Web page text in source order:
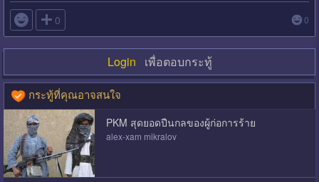
 0 0
Login เพื่อตอบกระทู้
กระทู้ที่คุณอาจสนใจ
PKM สุดยอดปืนกลของผู้ก่อการร้าย
alex-xam mikralov